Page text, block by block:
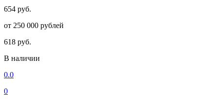
654 руб.
от 250 000 рублей
618 руб.
В наличии
0.0
0